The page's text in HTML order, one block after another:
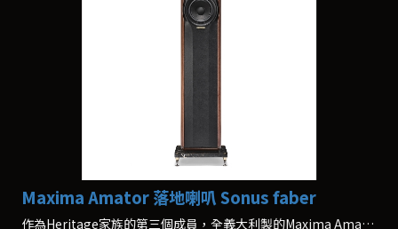
Maxima Amator 落地喇叭 Sonus faber
作為Heritage家族的第三個成員，全義大利製的Maxima Amator